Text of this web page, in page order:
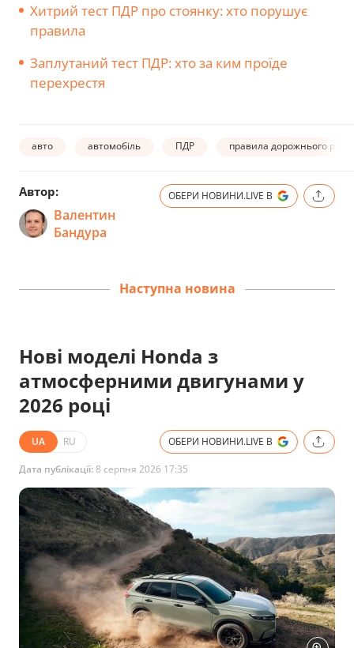
Хитрий тест ПДР про стоянку: хто порушує
правила
Заплутаний тест ПДР: хто за ким проїде
перехрестя
авто автомобіль ПДР правила дорожнього руху
Автор:
Валентин
Бандура
ОБЕРИ НОВИНИ.LIVE В
Наступна новина
Нові моделі Honda з
атмосферними двигунами у
2026 році
UA RU ОБЕРИ НОВИНИ.LIVE В
Дата публікації:8 серпня 2026 17:35